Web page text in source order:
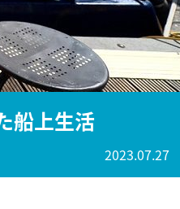
船上生活
2023.07.27